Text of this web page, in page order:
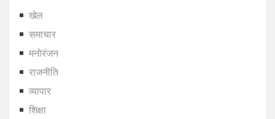
खेल
समाचार
मनोरंजन
राजनीति
व्यापार
शिक्षा